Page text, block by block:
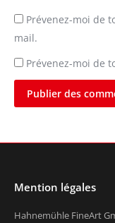
Prévenez-moi de
mail.
Prévenez-moi de
Publier des
Mention légales
Hahnemühle FineArt